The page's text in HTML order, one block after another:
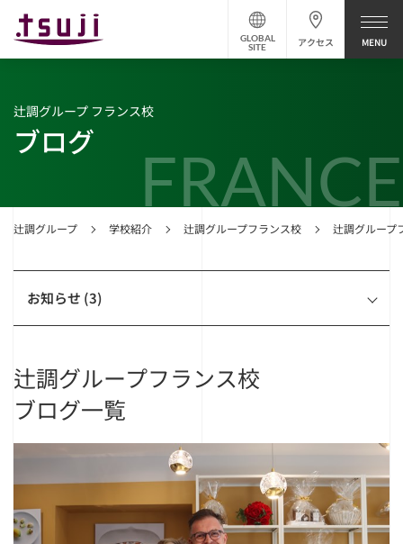
アクセス
GLOBAL
SITE
FRANCE
辻調グループ 学校紹介 辻調グループフランス校 辻調グループ
辻調グループ フランス校
ブログ
お知らせ (3)
辻調グループフランス校
ブログ一覧